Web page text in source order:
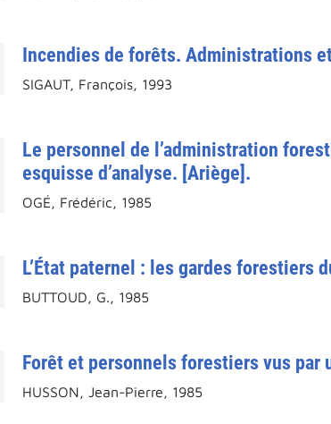
Incendies de forêts. Administrations
SIGAUT, François, 1993
Le personnel de l’administration
esquisse d’analyse. [Ariège].
OGÉ, Frédéric, 1985
L’État paternel : les gardes forestiers
BUTTOUD, G., 1985
Forêt et personnels forestiers vus par
HUSSON, Jean-Pierre, 1985